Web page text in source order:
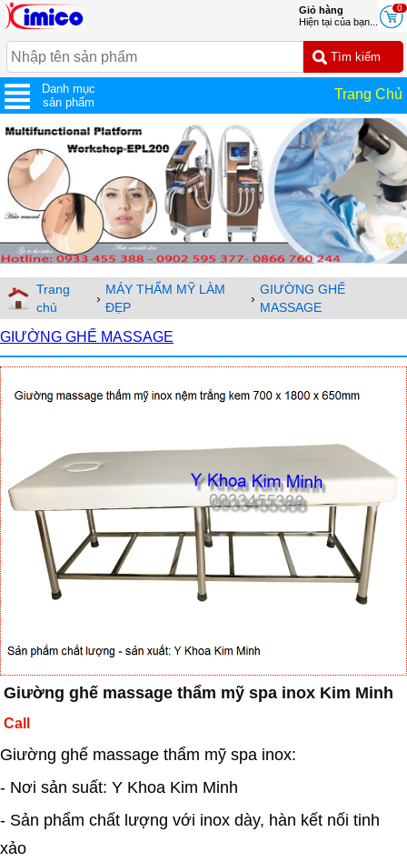
0
Giỏ hàng
Hiện tại của bạn...
Danh mục
sản phẩm
Trang Chủ
Trang
chủ
›
MÁY THẨM MỸ LÀM
ĐẸP
›
GIƯỜNG GHẾ
MASSAGE
GIƯỜNG GHẾ MASSAGE
Giường ghế massage thẩm mỹ spa inox Kim Minh
Call
Giường ghế massage thẩm mỹ spa inox:
- Nơi sản suất: Y Khoa Kim Minh
- Sản phẩm chất lượng với inox dày, hàn kết nối tinh
xảo